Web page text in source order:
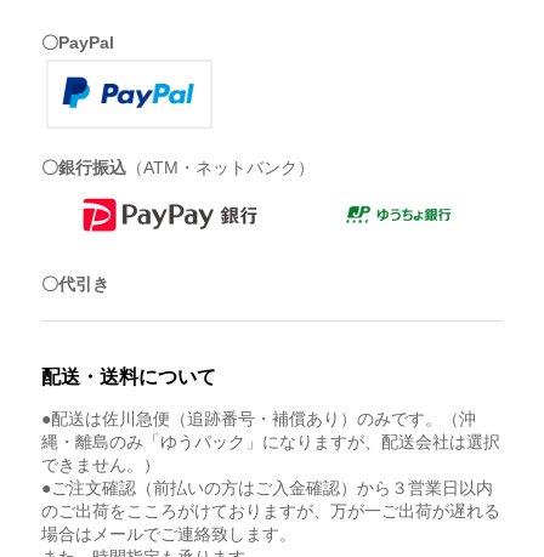
〇PayPal
〇銀行振込 （ATM・ネットバンク）
〇代引き
配送・送料について
●配送は佐川急便（追跡番号・補償あり）のみです。（沖
縄・離島のみ「ゆうパック」になりますが、配送会社は選択
できません。）
●ご注文確認（前払いの方はご入金確認）から３営業日以内
のご出荷をこころがけておりますが、万が一ご出荷が遅れる
場合はメールでご連絡致します。